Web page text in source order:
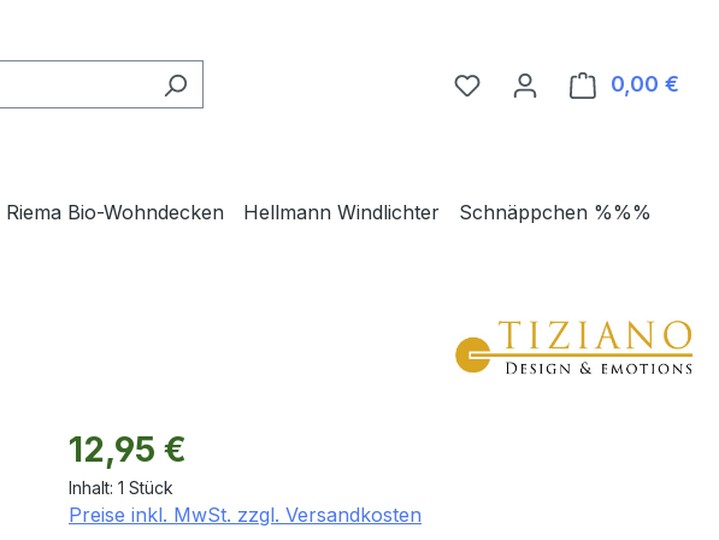
0,00 €
Riema Bio-Wohndecken Hellmann Windlichter Schnäppchen %%%
Regulärer Preis:
12,95 €
Inhalt: 1 Stück
Preise inkl. MwSt. zzgl. Versandkosten